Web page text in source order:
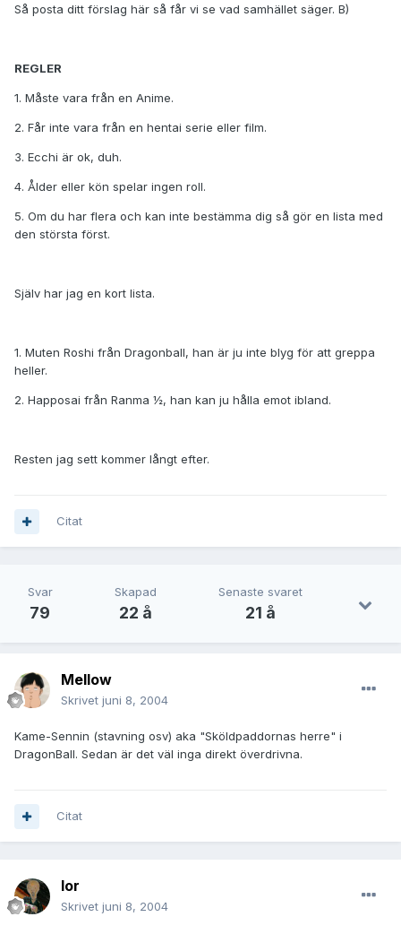
Så posta ditt förslag här så får vi se vad samhället säger. B)
REGLER
1. Måste vara från en Anime.
2. Får inte vara från en hentai serie eller film.
3. Ecchi är ok, duh.
4. Ålder eller kön spelar ingen roll.
5. Om du har flera och kan inte bestämma dig så gör en lista med
den största först.
Själv har jag en kort lista.
1. Muten Roshi från Dragonball, han är ju inte blyg för att greppa
heller.
2. Happosai från Ranma ½, han kan ju hålla emot ibland.
Resten jag sett kommer långt efter.
Citat
Svar
79
Skapad
22 å
Senaste svaret
21 å
Mellow
Skrivet juni 8, 2004
Kame-Sennin (stavning osv) aka "Sköldpaddornas herre" i
DragonBall. Sedan är det väl inga direkt överdrivna.
Citat
Ior
Skrivet juni 8, 2004